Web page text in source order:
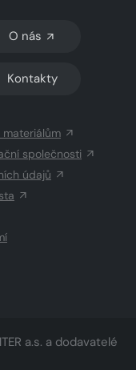
O nás
Kontakty
společnosti
údajů
a.s. a dodavatelé